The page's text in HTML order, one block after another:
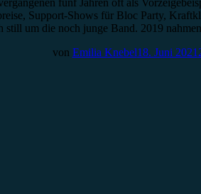
Support-Shows für Bloc Party,
still um die noch junge Band. 2019
von Emilia Knebel18. Juni 2021